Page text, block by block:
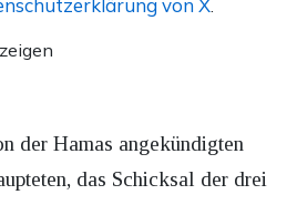
der Hamas angekündigten
das Schicksal der drei